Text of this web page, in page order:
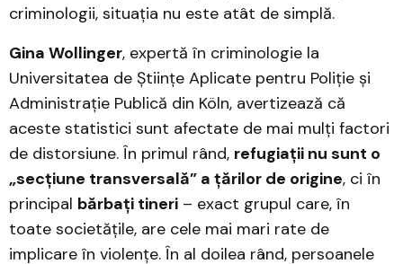
criminologii, situația nu este atât de simplă.
Gina Wollinger, expertă în criminologie la
Universitatea de Științe Aplicate pentru Poliție și
Administrație Publică din Köln, avertizează că
aceste statistici sunt afectate de mai mulți factori
de distorsiune. În primul rând, refugiații nu sunt o
„secțiune transversală” a țărilor de origine, ci în
principal bărbați tineri – exact grupul care, în
toate societățile, are cele mai mari rate de
implicare în violențe. În al doilea rând, persoanele